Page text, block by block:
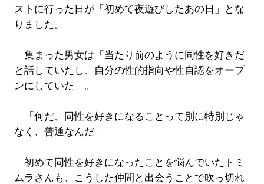
ストに行った日が「初めて夜遊びしたあの日」とな
りました。
集まった男女は「当たり前のように同性を好きだ
と話していたし、自分の性的指向や性自認をオープ
ンにしていた」。
「何だ、同性を好きになることって別に特別じゃ
なく、普通なんだ」
初めて同性を好きになったことを悩んでいたトミ
ムラさんも、こうした仲間と出会うことで吹っ切れ